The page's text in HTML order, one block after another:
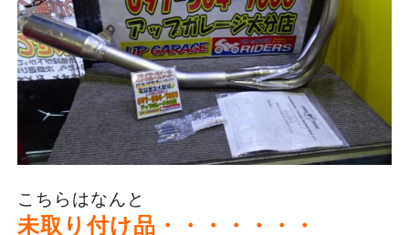
こちらはなんと
未取り付け品・・・・・・・